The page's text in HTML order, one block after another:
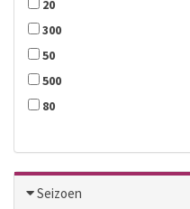
20
300
50
500
80
Seizoen